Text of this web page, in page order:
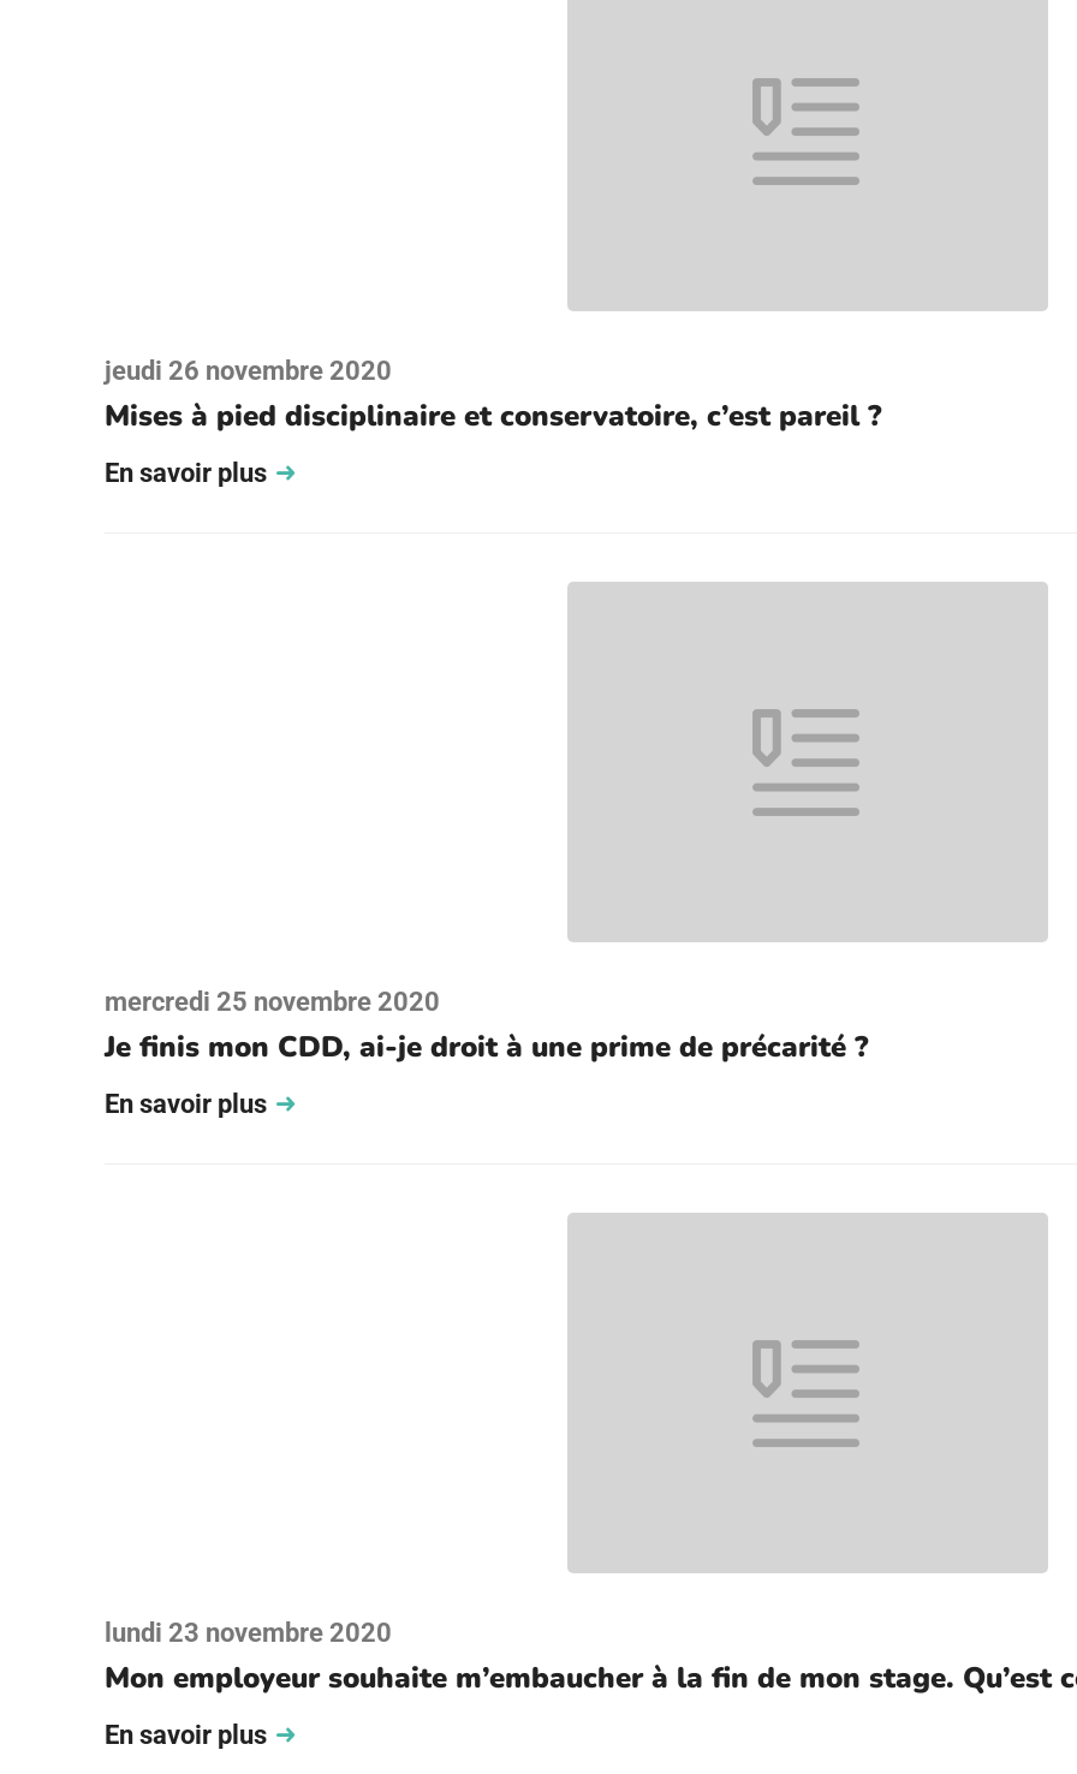
jeudi 26 novembre 2020
Mises à pied disciplinaire et conservatoire, c’est pareil ?
En savoir plus
mercredi 25 novembre 2020
Je finis mon CDD, ai-je droit à une prime de précarité ?
En savoir plus
lundi 23 novembre 2020
Mon employeur souhaite m’embaucher à la fin de mon stage. Qu’est
En savoir plus